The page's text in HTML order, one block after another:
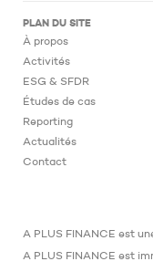
PLAN DU SITE
À propos
Activités
ESG & SFDR
Études de cas
Reporting
Actualités
Contact
A PLUS FINANCE est
A PLUS FINANCE est